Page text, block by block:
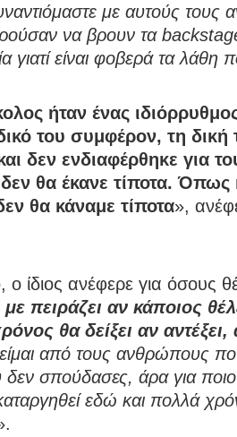
με αυτούς τους
να βρουν τα
είναι φοβερά τα λάθη
ήταν ένας
του συμφέρον, τη δική
δεν ενδιαφέρθηκε για
θα έκανε τίποτα. Όπως
θα κάναμε τίποτα»,
ο ίδιος ανέφερε για όσους
πειράζει αν κάποιος
θα δείξει αν αντέξει,
από τους ανθρώπους
σπούδασες, άρα για
εδώ και πολλά